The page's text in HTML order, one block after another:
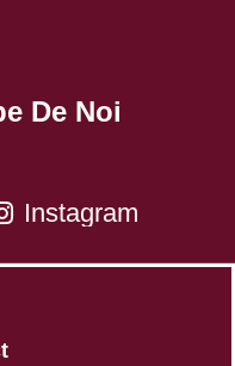
De Noi
Instagram